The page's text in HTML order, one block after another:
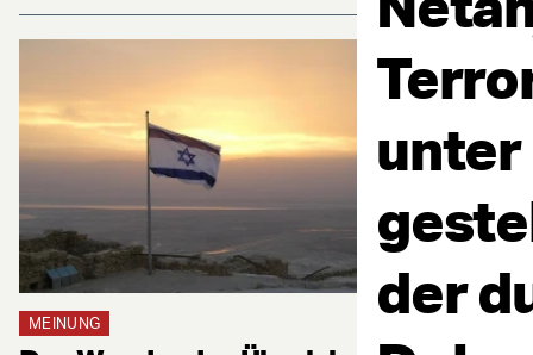
MEINUNG
unter
der